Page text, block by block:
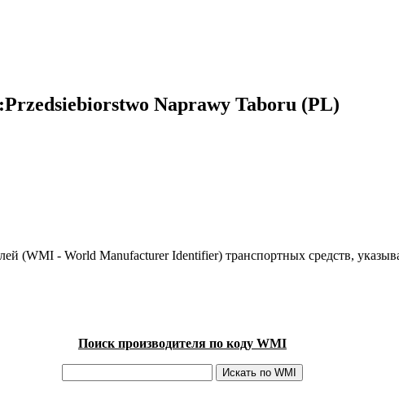
Naprawy Taboru (PL)
(WMI - World Manufacturer Identifier) транспортных средств,
Поиск производителя по коду WMI